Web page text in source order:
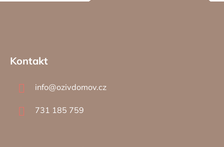
Kontakt
info@ozivdomov.cz
731 185 759